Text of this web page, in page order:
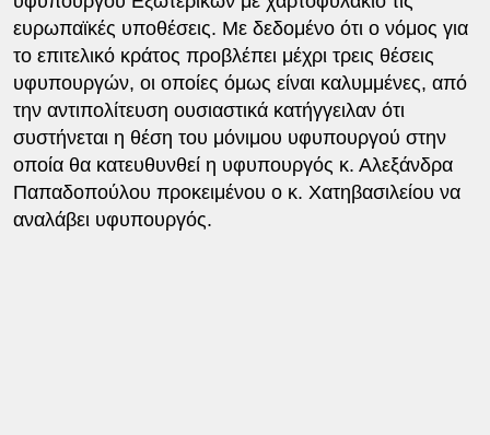
ευρωπαϊκές υποθέσεις. Με δεδομένο ότι ο νόμος για
το επιτελικό κράτος προβλέπει μέχρι τρεις θέσεις
υφυπουργών, οι οποίες όμως είναι καλυμμένες, από
την αντιπολίτευση ουσιαστικά κατήγγειλαν ότι
συστήνεται η θέση του μόνιμου υφυπουργού στην
οποία θα κατευθυνθεί η υφυπουργός κ. Αλεξάνδρα
Παπαδοπούλου προκειμένου ο κ. Χατηβασιλείου να
αναλάβει υφυπουργός.